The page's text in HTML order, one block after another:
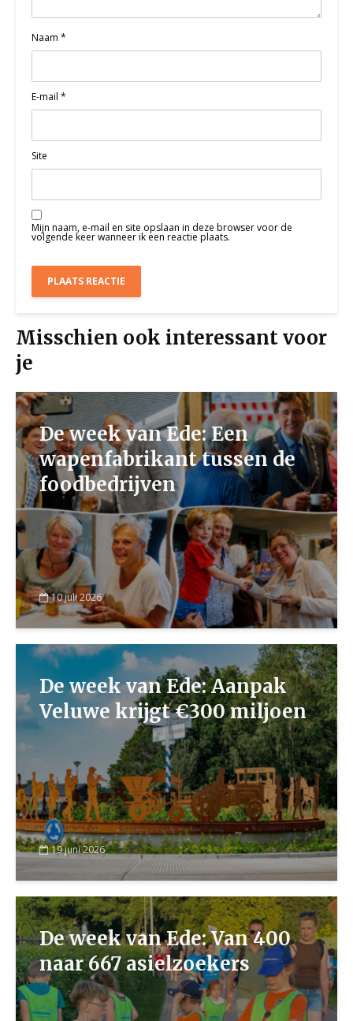
Naam *
E-mail *
Site
Mijn naam, e-mail en site opslaan in deze browser voor de
volgende keer wanneer ik een reactie plaats.
Misschien ook interessant voor
je
De week van Ede: Een
wapenfabrikant tussen de
foodbedrijven
10 juli 2026
De week van Ede: Aanpak
Veluwe krijgt €300 miljoen
19 juni 2026
De week van Ede: Van 400
naar 667 asielzoekers